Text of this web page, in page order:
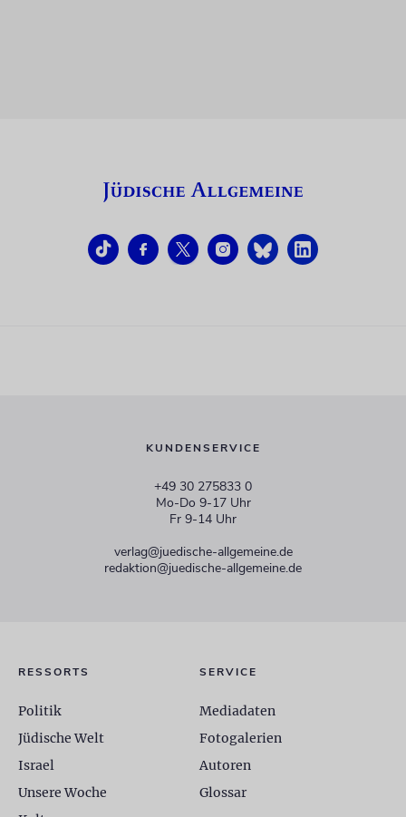
KUNDENSERVICE
+49 30 275833 0
Mo-Do 9-17 Uhr
Fr 9-14 Uhr
verlag@juedische-allgemeine.de
redaktion@juedische-allgemeine.de
RESSORTS
Politik
Jüdische Welt
Israel
Unsere Woche
SERVICE
Mediadaten
Fotogalerien
Autoren
Glossar